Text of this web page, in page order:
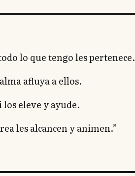
lo que tengo les pertenece.
afluya a ellos.
eleve y ayude.
les alcancen y animen.”